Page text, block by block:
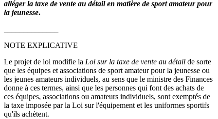
alléger la taxe de vente au détail en matière de sport amateur pour
la jeunesse.
NOTE EXPLICATIVE
Le projet de loi modifie la Loi sur la taxe de vente au détail de sorte
que les équipes et associations de sport amateur pour la jeunesse ou
les jeunes amateurs individuels, au sens que le ministre des Finances
donne à ces termes, ainsi que les personnes qui font des achats de
ces équipes, associations ou amateurs individuels, sont exemptés de
la taxe imposée par la Loi sur l'équipement et les uniformes sportifs
qu'ils achètent.